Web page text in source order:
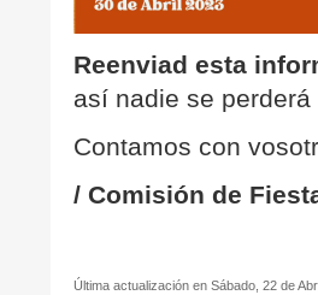
Reenviad esta
así nadie se
Contamos con
/ Comisión de
Última actualización en Sábado, 22 de